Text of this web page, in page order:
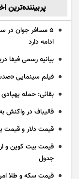
پربیننده‌ترین
۵ مسافر جوان
ادامه دارد
بیانیه رسمی فیفا
فیلم سینمایی
بقائی: حمله پهپادی
قالیباف در واکنش
قیمت دلار و قیمت یورو امروز
جدول
قیمت سکه و طلا امروز جمعه ۹